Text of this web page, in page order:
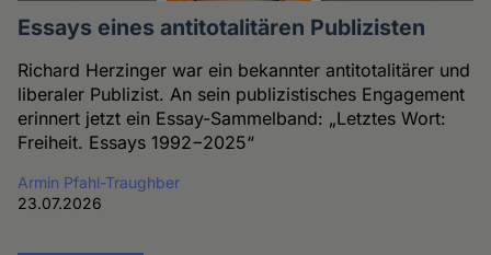
Essays eines antitotalitären Publizisten
Richard Herzinger war ein bekannter antitotalitärer und
liberaler Publizist. An sein publizistisches Engagement
erinnert jetzt ein Essay-Sammelband: „Letztes Wort:
Freiheit. Essays 1992−2025“
Armin Pfahl-Traughber
23.07.2026